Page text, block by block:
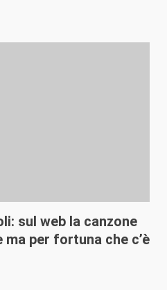
sul web la canzone
ma per fortuna che c’è